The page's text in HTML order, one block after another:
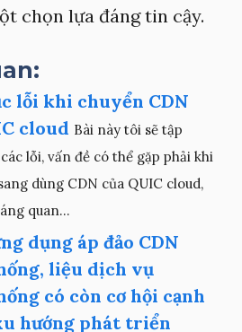
chọn lựa đáng tin cậy.
lỗi khi chuyển CDN
cloud Bài này tôi sẽ tập
lỗi, vấn đề có thể gặp phải khi
dùng CDN của QUIC cloud,
quan...
dụng áp đảo CDN
liệu dịch vụ
có còn cơ hội cạnh
hướng phát triển